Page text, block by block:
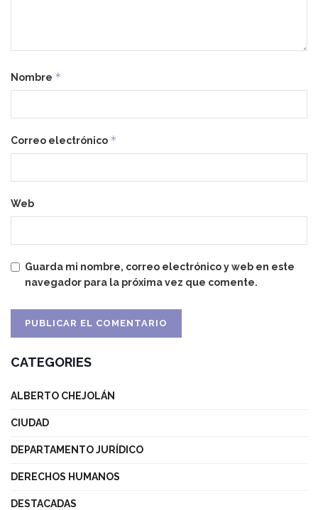
Nombre *
Correo electrónico *
Web
Guarda mi nombre, correo electrónico y web en este
navegador para la próxima vez que comente.
CATEGORIES
ALBERTO CHEJOLÁN
CIUDAD
DEPARTAMENTO JURÍDICO
DERECHOS HUMANOS
DESTACADAS